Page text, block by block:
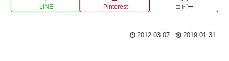
LINE Pinterest コピー
2012.03.07 2019.01.31